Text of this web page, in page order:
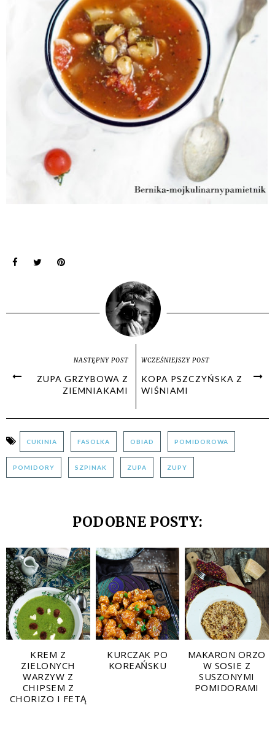
NASTĘPNY POST
ZUPA GRZYBOWA Z
ZIEMNIAKAMI
WCZEŚNIEJSZY POST
KOPA PSZCZYŃSKA Z
WIŚNIAMI
CUKINIA FASOLKA OBIAD POMIDOROWA
POMIDORY SZPINAK ZUPA ZUPY
PODOBNE POSTY:
KREM Z
ZIELONYCH
WARZYW Z
CHIPSEM Z
CHORIZO I FETĄ
KURCZAK PO
KOREAŃSKU
MAKARON ORZO
W SOSIE Z
SUSZONYMI
POMIDORAMI